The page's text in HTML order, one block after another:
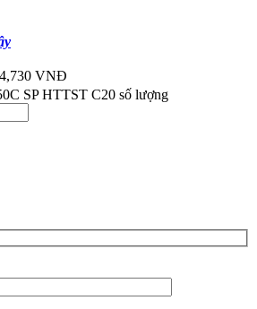
VNĐ
SP HTTST C20 số lượng